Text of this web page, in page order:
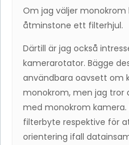
Om jag väljer
åtminstone ett filterhjul.
Därtill är jag också
kamerarotator. Bägge
användbara oavsett om
monokrom, men jag tror
med monokrom kamera.
filterbyte respektive för
orientering ifall